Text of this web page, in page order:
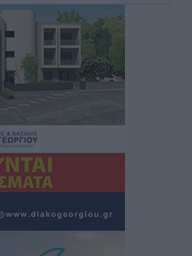
μονόδρομο στο
με μητέρα και
σαν ταινία
της Χαρούλας
που οδήγησαν στο